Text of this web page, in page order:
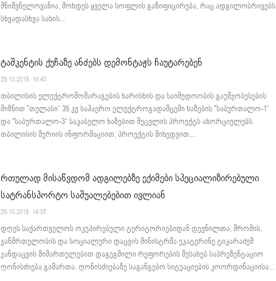
მნიშვნელოვანია, მოხდეს ყველა სოფლის გაზიფიცირება, რაც ადგილობრივებს
სხვადასხვა სახის...
ტაშკენტის ქუჩაზე ანძებს დემონტაჟს ჩაუტარებენ
29.10.2019. 14:40
თბილისის ელექტრომომარაგების ხარისხის და საიმედოობის გაუმჯობესების
მიზნით "თელასი“ 35 კვ საჰაერო ელექტროგადამცემი ხაზების "საბურთალო-1“
და "საბურთალო-3“ საკაბელო ხაზებით შეცვლის პროექტს ახორციელებს.
თბილისის მერიის ინფორმაციით, პროექტის მიხედვით,...
რთულად მისაწვდომ ადგილებზე ექიმები სპეციალიზირებული
სატრანსპორტო საშუალებებით ივლიან
29.10.2019. 14:07
დღეს საქართველოს ოკუპირებული ტერიტორიებიდან დევნილთა, შრომის,
ჯანმრთელობის და სოციალური დაცვის მინისტრმა ეკატერინე ტიკარაძემ
ჯანდაცვის მიმართულებით დაგეგმილი რეფორების შესახებ საპრეზენტაციო
ღონისძიება გამართა. ღონისძიებაზე საგანგებო სიტუაციების კოორდინაციისა...